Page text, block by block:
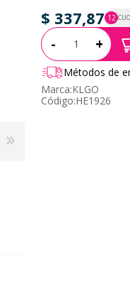
$ 337,87 12
Cantidad:
- +
Métodos de
Marca:KLGO
Código:HE1926